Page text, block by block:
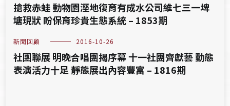
搶救赤蛙 動物園溼地復育有成水公司維七三一埤
塘現狀 盼保育珍貴生態系統 – 1853期
新聞回顧 2016-10-26
社團聯展 明晚合唱團揭序幕 十一社團齊獻藝 動態
表演活力十足 靜態展出內容豐富 – 1816期